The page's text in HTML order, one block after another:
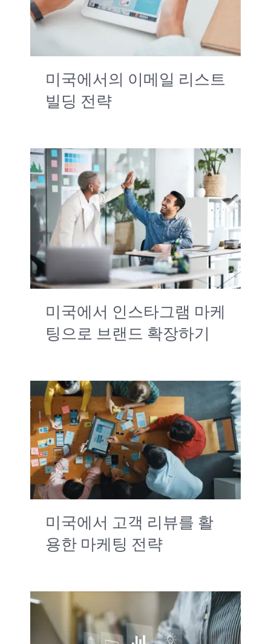
미국에서의 이메일 리스트
빌딩 전략
미국에서 인스타그램 마케
팅으로 브랜드 확장하기
미국에서 고객 리뷰를 활
용한 마케팅 전략